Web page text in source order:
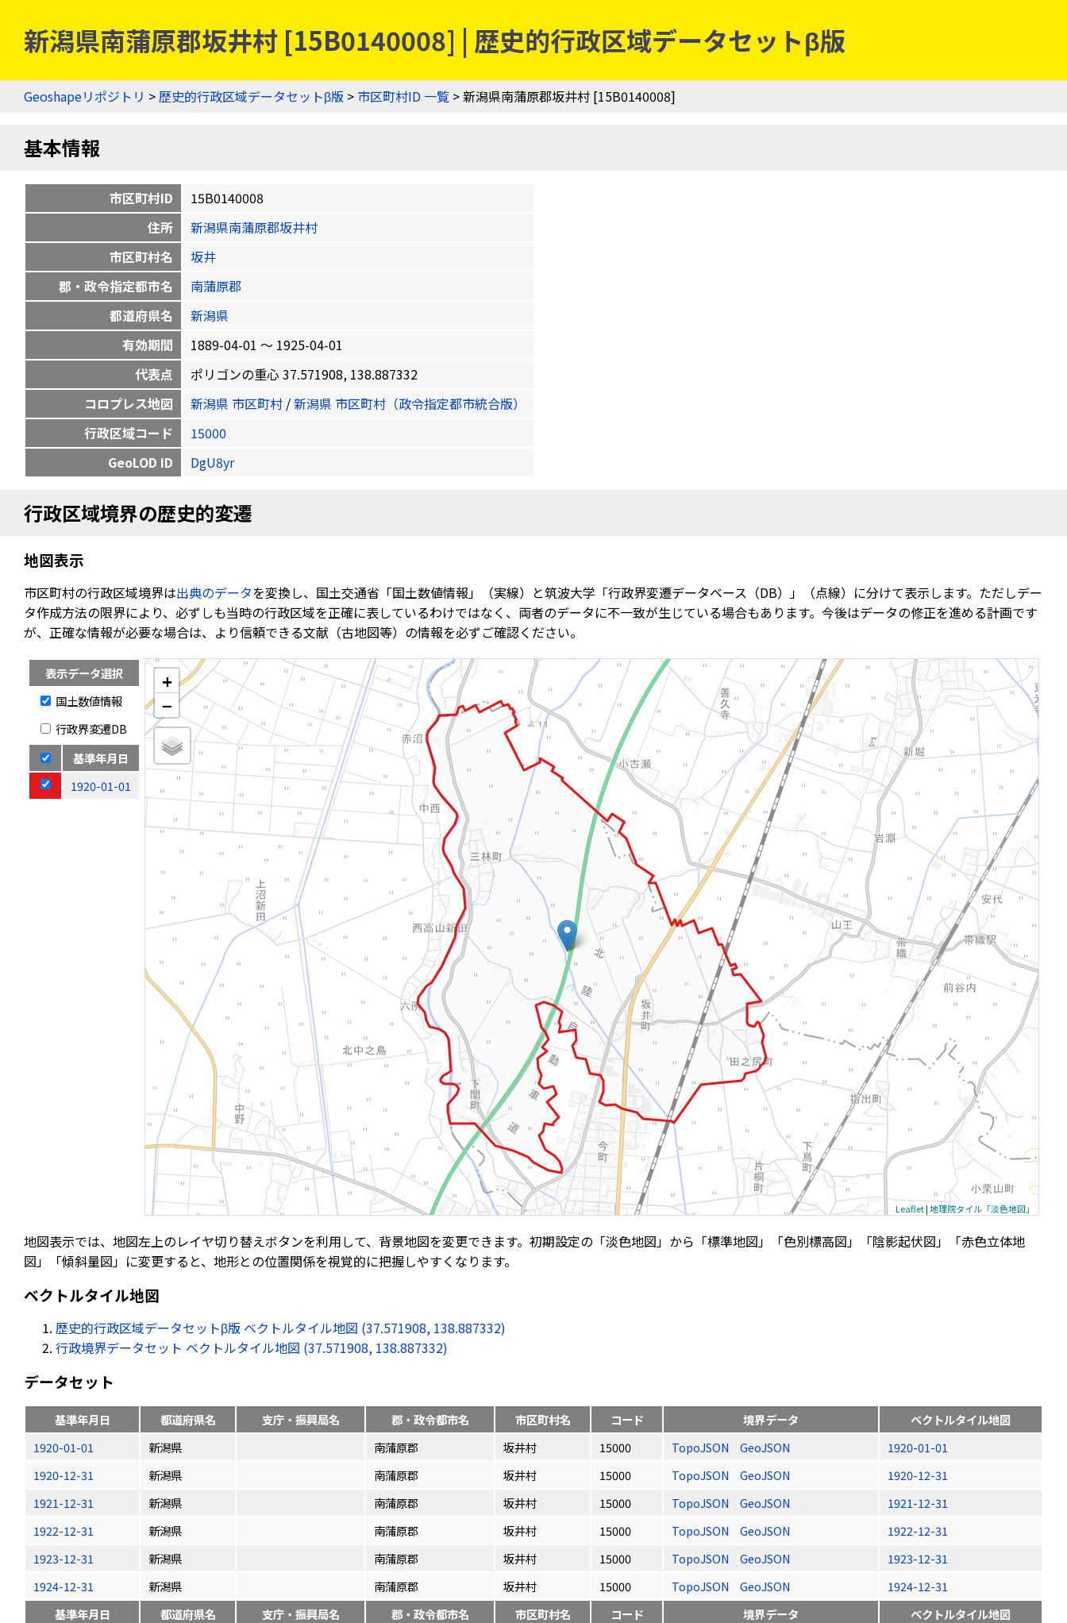
新潟県南蒲原郡坂井村 [15B0140008] | 歴史的行政区域データセットβ版
Geoshapeリポジトリ >歴史的行政区域データセットβ版 > 市区町村ID 一覧 > 新潟県南蒲原郡坂井村 [15B0140008]
基本情報
市区町村ID
15B0140008
住所
新潟県南蒲原郡坂井村
市区町村名
坂井
郡・政令指定都市名
南蒲原郡
都道府県名
新潟県
有効期間
1889-04-01 〜 1925-04-01
代表点
ポリゴンの重心 37.571908, 138.887332
コロプレス地図
新潟県 市区町村 /新潟県 市区町村（政令指定都市統合版）
行政区域コード
15000
GeoLOD ID
DgU8yr
行政区域境界の歴史的変遷
地図表示
市区町村の行政区域境界は出典のデータを変換し、国土交通省「国土数値情報」（実線）と筑波大学「行政界変遷データベース（DB）」（点線）に分けて表示します。ただしデー
タ作成方法の限界により、必ずしも当時の行政区域を正確に表しているわけではなく、両者のデータに不一致が生じている場合もあります。今後はデータの修正を進める計画です
が、正確な情報が必要な場合は、より信頼できる文献（古地図等）の情報を必ずご確認ください。
表示データ選択
国土数値情報
行政界変遷DB
基準年月日
1920-01-01
+
−
Leaflet|地理院タイル「淡色地図」
地図表示では、地図左上のレイヤ切り替えボタンを利用して、背景地図を変更できます。初期設定の「淡色地図」から「標準地図」「色別標高図」「陰影起伏図」「赤色立体地
図」「傾斜量図」に変更すると、地形との位置関係を視覚的に把握しやすくなります。
ベクトルタイル地図
歴史的行政区域データセットβ版 ベクトルタイル地図 (37.571908, 138.887332)
行政境界データセット ベクトルタイル地図 (37.571908, 138.887332)
データセット
基準年月日 都道府県名 支庁・振興局名 郡・政令都市名 市区町村名 コード 境界データ
ベクトルタイル地図
1920-01-01
新潟県 南蒲原郡 坂井村 15000 TopoJSON GeoJSON
1920-01-01
1920-12-31
新潟県 南蒲原郡 坂井村 15000 TopoJSON GeoJSON
1920-12-31
1921-12-31
新潟県 南蒲原郡 坂井村 15000 TopoJSON GeoJSON
1921-12-31
1922-12-31
新潟県 南蒲原郡 坂井村 15000 TopoJSON GeoJSON
1922-12-31
1923-12-31
新潟県 南蒲原郡 坂井村 15000 TopoJSON GeoJSON
1923-12-31
1924-12-31
新潟県 南蒲原郡 坂井村 15000 TopoJSON GeoJSON
1924-12-31
基準年月日
都道府県名 支庁・振興局名 郡・政令都市名 市区町村名 コード 境界データ ベクトルタイル地図